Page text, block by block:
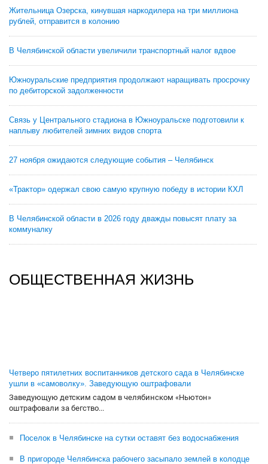
Жительница Озерска, кинувшая наркодилера на три миллиона
рублей, отправится в колонию
В Челябинской области увеличили транспортный налог вдвое
Южноуральские предприятия продолжают наращивать просрочку
по дебиторской задолженности
Связь у Центрального стадиона в Южноуральске подготовили к
наплыву любителей зимних видов спорта
27 ноября ожидаются следующие события – Челябинск
«Трактор» одержал свою самую крупную победу в истории КХЛ
В Челябинской области в 2026 году дважды повысят плату за
коммуналку
ОБЩЕСТВЕННАЯ ЖИЗНЬ
Четверо пятилетних воспитанников детского сада в Челябинске
ушли в «самоволку». Заведующую оштрафовали
Заведующую детским садом в челябинском «Ньютон»
оштрафовали за бегство...
Поселок в Челябинске на сутки оставят без водоснабжения
В пригороде Челябинска рабочего засыпало землей в колодце